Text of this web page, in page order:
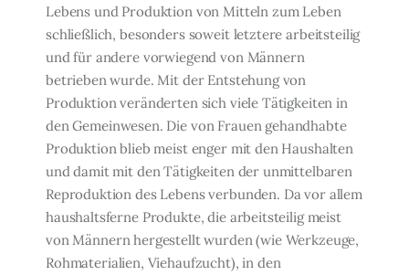
Lebens und Produktion von Mitteln zum Leben
schließlich, besonders soweit letztere arbeitsteilig
und für ande­re vorwiegend von Männern
betrieben wurde. Mit der Entstehung von
Produktion ver­änderten sich viele Tätigkeiten in
den Gemeinwesen. Die von Frauen gehandhabte
Pro­duktion blieb meist enger mit den Haushalten
und damit mit den Tätigkeiten der un­mittelbaren
Reproduktion des Lebens verbunden. Da vor allem
haushaltsferne Produk­te, die arbeitsteilig meist
von Männern hergestellt wurden (wie Werkzeuge,
Rohmateria­lien, Viehaufzucht), in den